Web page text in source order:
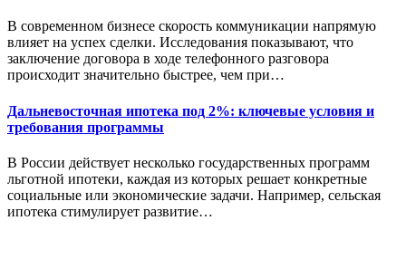
В современном бизнесе скорость коммуникации напрямую
влияет на успех сделки. Исследования показывают, что
заключение договора в ходе телефонного разговора
происходит значительно быстрее, чем при…
Дальневосточная ипотека под 2%: ключевые условия и
требования программы
В России действует несколько государственных программ
льготной ипотеки, каждая из которых решает конкретные
социальные или экономические задачи. Например, сельская
ипотека стимулирует развитие…